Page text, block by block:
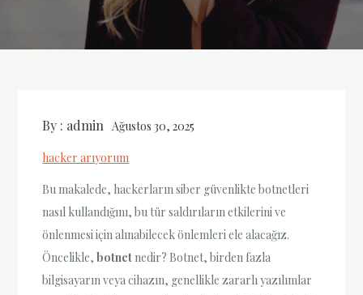
By : admin Ağustos 30, 2025
hacker arıyorum
Bu makalede, hackerların siber güvenlikte botnetleri
nasıl kullandığını, bu tür saldırıların etkilerini ve
önlenmesi için alınabilecek önlemleri ele alacağız.
Öncelikle,botnetnedir? Botnet, birden fazla
bilgisayarın veya cihazın, genellikle zararlı yazılımlar